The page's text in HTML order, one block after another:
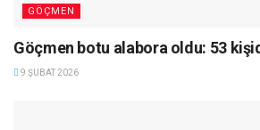
GÖÇMEN
Göçmen botu alabora oldu: 53
9 ŞUBAT 2026